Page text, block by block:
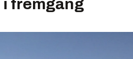
fremgang